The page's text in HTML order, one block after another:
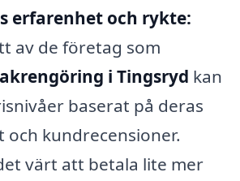
erfarenhet och rykte:
av de företag som
i Tingsryd kan
baserat på deras
och kundrecensioner.
värt att betala lite mer